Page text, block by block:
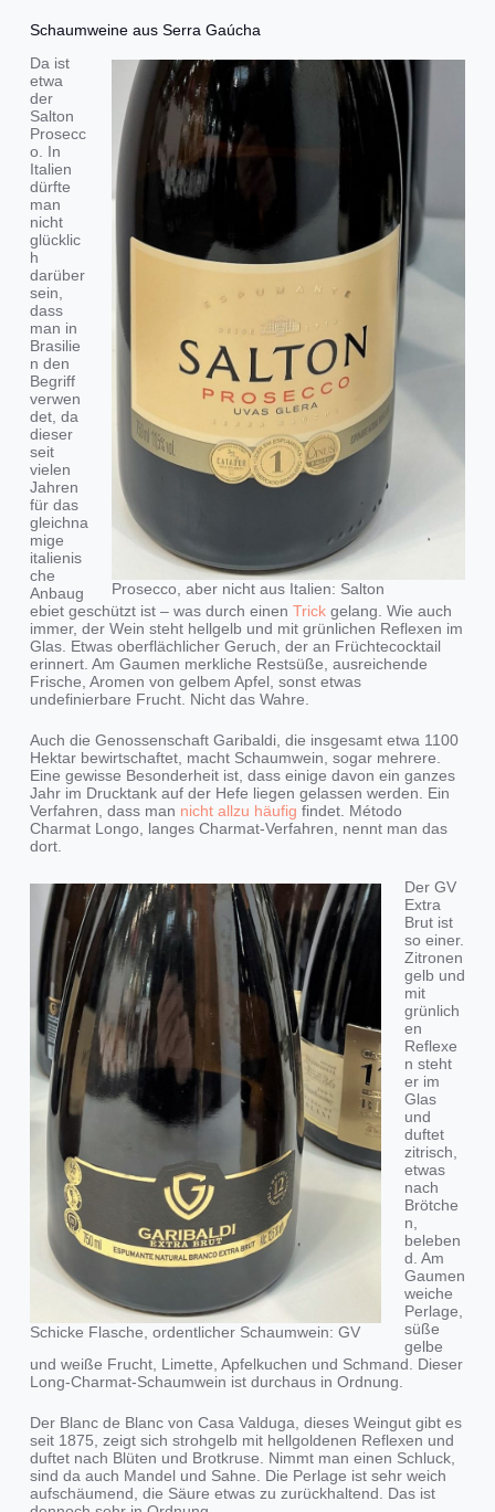
Schaumweine aus Serra Gaúcha
Prosecco, aber nicht aus Italien: Salton
Da ist
etwa
der
Salton
Prosecc
o. In
Italien
dürfte
man
nicht
glücklic
h
darüber
sein,
dass
man in
Brasilie
n den
Begriff
verwen
det, da
dieser
seit
vielen
Jahren
für das
gleichna
mige
italienis
che
Anbaug
ebiet geschützt ist – was durch einen Trickgelang. Wie auch
immer, der Wein steht hellgelb und mit grünlichen Reflexen im
Glas. Etwas oberflächlicher Geruch, der an Früchtecocktail
erinnert. Am Gaumen merkliche Restsüße, ausreichende
Frische, Aromen von gelbem Apfel, sonst etwas
undefinierbare Frucht. Nicht das Wahre.
Auch die Genossenschaft Garibaldi, die insgesamt etwa 1100
Hektar bewirtschaftet, macht Schaumwein, sogar mehrere.
Eine gewisse Besonderheit ist, dass einige davon ein ganzes
Jahr im Drucktank auf der Hefe liegen gelassen werden. Ein
Verfahren, dass man nicht allzu häufig findet. Método
Charmat Longo, langes Charmat-Verfahren, nennt man das
dort.
Schicke Flasche, ordentlicher Schaumwein: GV
Der GV
Extra
Brut ist
so einer.
Zitronen
gelb und
mit
grünlich
en
Reflexe
n steht
er im
Glas
und
duftet
zitrisch,
etwas
nach
Brötche
n,
beleben
d. Am
Gaumen
weiche
Perlage,
süße
gelbe
und weiße Frucht, Limette, Apfelkuchen und Schmand. Dieser
Long-Charmat-Schaumwein ist durchaus in Ordnung.
Der Blanc de Blanc von Casa Valduga, dieses Weingut gibt es
seit 1875, zeigt sich strohgelb mit hellgoldenen Reflexen und
duftet nach Blüten und Brotkruse. Nimmt man einen Schluck,
sind da auch Mandel und Sahne. Die Perlage ist sehr weich
aufschäumend, die Säure etwas zu zurückhaltend. Das ist